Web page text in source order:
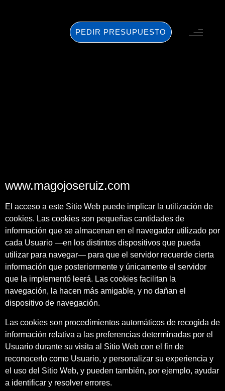
PEDIR PRESUPUESTO
www.magojoseruiz.com
El acceso a este Sitio Web puede implicar la utilización de
cookies. Las cookies son pequeñas cantidades de
información que se almacenan en el navegador utilizado por
cada Usuario —en los distintos dispositivos que pueda
utilizar para navegar— para que el servidor recuerde cierta
información que posteriormente y únicamente el servidor
que la implementó leerá. Las cookies facilitan la
navegación, la hacen más amigable, y no dañan el
dispositivo de navegación.
Las cookies son procedimientos automáticos de recogida de
información relativa a las preferencias determinadas por el
Usuario durante su visita al Sitio Web con el fin de
reconocerlo como Usuario, y personalizar su experiencia y
el uso del Sitio Web, y pueden también, por ejemplo, ayudar
a identificar y resolver errores.